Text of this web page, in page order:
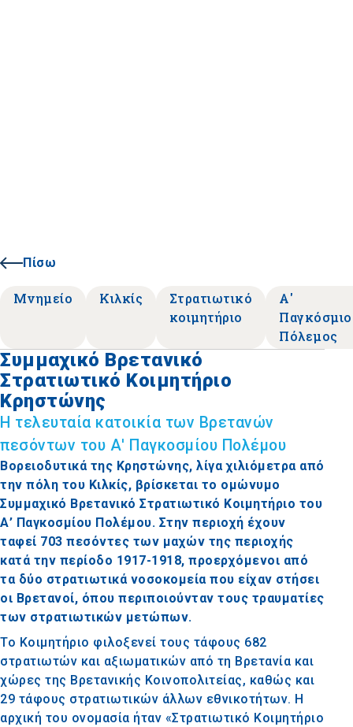
Πίσω
Μνημείο Κιλκίς
Στρατιωτικό
κοιμητήριο
Α'
Πόλεμος
Συμμαχικό Βρετανικό
Στρατιωτικό Κοιμητήριο
Κρηστώνης
Η τελευταία κατοικία των Βρετανών
πεσόντων του Α' Παγκοσμίου Πολέμου
Βορειοδυτικά της Κρηστώνης, λίγα χιλιόμετρα από
την πόλη του Κιλκίς, βρίσκεται το ομώνυμο
Συμμαχικό Βρετανικό Στρατιωτικό Κοιμητήριο του
Α’ Παγκοσμίου Πολέμου. Στην περιοχή έχουν
ταφεί 703 πεσόντες των μαχών της περιοχής
κατά την περίοδο 1917-1918, προερχόμενοι από
τα δύο στρατιωτικά νοσοκομεία που είχαν στήσει
οι Βρετανοί, όπου περιποιούνταν τους τραυματίες
των στρατιωτικών μετώπων.
Το Κοιμητήριο φιλοξενεί τους τάφους 682
στρατιωτών και αξιωματικών από τη Βρετανία και
χώρες της Βρετανικής Κοινοπολιτείας, καθώς και
29 τάφους στρατιωτικών άλλων εθνικοτήτων. Η
αρχική του ονομασία ήταν «Στρατιωτικό Κοιμητήριο